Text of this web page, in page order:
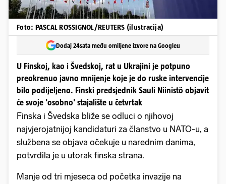
Foto: PASCAL ROSSIGNOL/REUTERS (ilustracija)
Dodaj 24sata među omiljene izvore na Googleu
U Finskoj, kao i Švedskoj, rat u Ukrajini je potpuno
preokrenuo javno mnijenje koje je do ruske intervencije
bilo podijeljeno. Finski predsjednik Sauli Niinistö objavit
će svoje 'osobno' stajalište u četvrtak
Finska i Švedska bliže se odluci o njihovoj
najvjerojatnijoj kandidaturi za članstvo u NATO-u, a
službena se objava očekuje u narednim danima,
potvrdila je u utorak finska strana.
Manje od tri mjeseca od početka invazije na